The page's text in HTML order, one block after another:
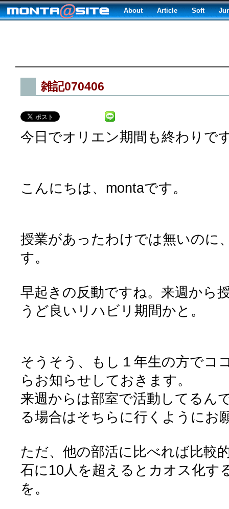
About Article Soft
雑記070406
今日でオリエン期間も終わりで
こんにちは、montaです。
授業があったわけでは無いのに
す。
早起きの反動ですね。来週から
うど良いリハビリ期間かと。
そうそう、もし１年生の方でコ
らお知らせしておきます。
来週からは部室で活動してるん
る場合はそちらに行くようにお
ただ、他の部活に比べれば比較
石に10人を超えるとカオス化す
を。